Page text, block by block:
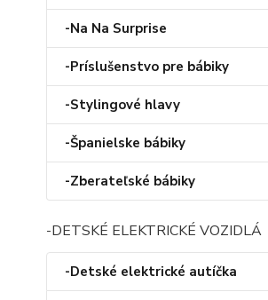
-Na Na Surprise
-Príslušenstvo pre bábiky
-Stylingové hlavy
-Španielske bábiky
-Zberateľské bábiky
-DETSKÉ ELEKTRICKÉ VOZIDLÁ
-Detské elektrické autíčka